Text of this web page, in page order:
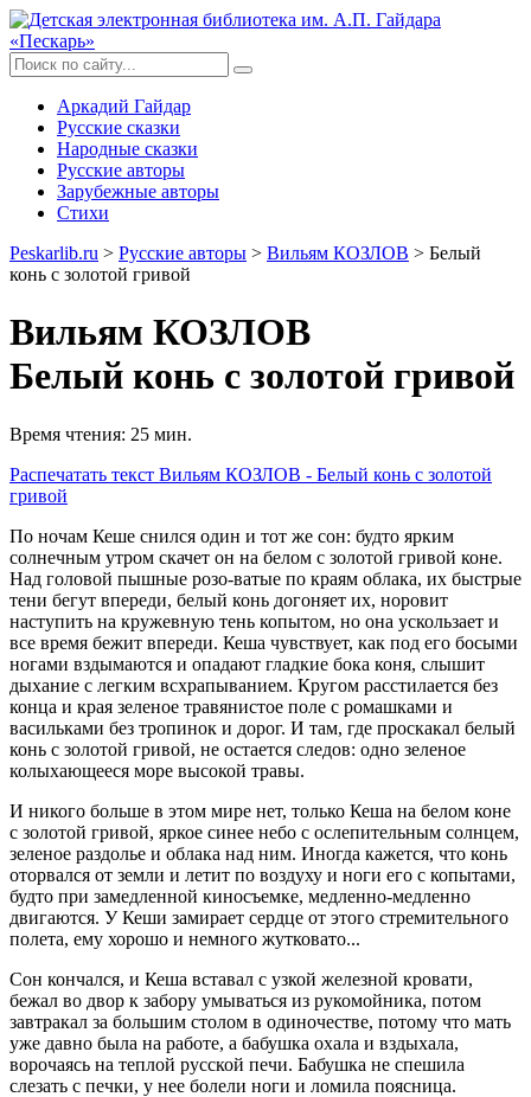
Аркадий Гайдар
Русские сказки
Народные сказки
Русские авторы
Зарубежные авторы
Стихи
Peskarlib.ru > Русские авторы > Вильям КОЗЛОВ > Белый
конь с золотой гривой
Вильям КОЗЛОВ
Белый конь с золотой гривой
Время чтения: 25 мин.
Распечатать текст Вильям КОЗЛОВ - Белый конь с золотой
гривой
По ночам Кеше снился один и тот же сон: будто ярким
солнечным утром скачет он на белом с золотой гривой коне.
Над головой пышные розо-ватые по краям облака, их быстрые
тени бегут впереди, белый конь догоняет их, норовит
наступить на кружевную тень копытом, но она ускользает и
все время бежит впереди. Кеша чувствует, как под его босыми
ногами вздымаются и опадают гладкие бока коня, слышит
дыхание с легким всхрапыванием. Кругом расстилается без
конца и края зеленое травянистое поле с ромашками и
васильками без тропинок и дорог. И там, где проскакал белый
конь с золотой гривой, не остается следов: одно зеленое
колыхающееся море высокой травы.
И никого больше в этом мире нет, только Кеша на белом коне
с золотой гривой, яркое синее небо с ослепительным солнцем,
зеленое раздолье и облака над ним. Иногда кажется, что конь
оторвался от земли и летит по воздуху и ноги его с копытами,
будто при замедленной киносъемке, медленно-медленно
двигаются. У Кеши замирает сердце от этого стремительного
полета, ему хорошо и немного жутковато...
Сон кончался, и Кеша вставал с узкой железной кровати,
бежал во двор к забору умываться из рукомойника, потом
завтракал за большим столом в одиночестве, потому что мать
уже давно была на работе, а бабушка охала и вздыхала,
ворочаясь на теплой русской печи. Бабушка не спешила
слезать с печки, у нее болели ноги и ломила поясница.